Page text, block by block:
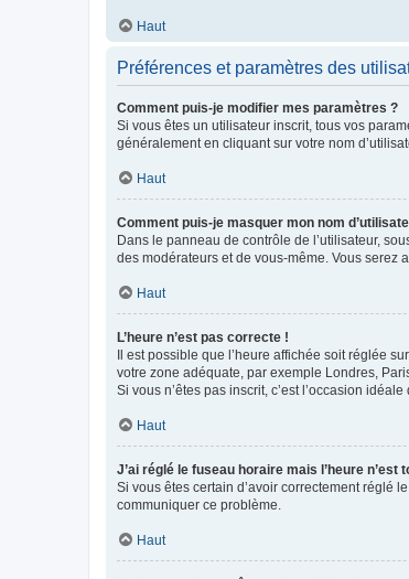
Haut
Préférences et paramètres des
Comment puis-je modifier mes paramètres ?
Si vous êtes un utilisateur inscrit, tous vos
généralement en cliquant sur votre nom
Haut
Comment puis-je masquer mon nom
Dans le panneau de contrôle de l’utilisateur,
des modérateurs et de vous-même. Vous serez
Haut
L’heure n’est pas correcte !
Il est possible que l’heure affichée soit réglée
votre zone adéquate, par exemple Londres,
Si vous n’êtes pas inscrit, c’est l’occasion idéale
Haut
J’ai réglé le fuseau horaire mais l’heure n’est
Si vous êtes certain d’avoir correctement réglé
communiquer ce problème.
Haut